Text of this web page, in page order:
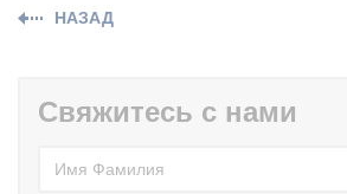
НАЗАД
Свяжитесь с нами